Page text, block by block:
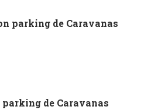
de Caravanas